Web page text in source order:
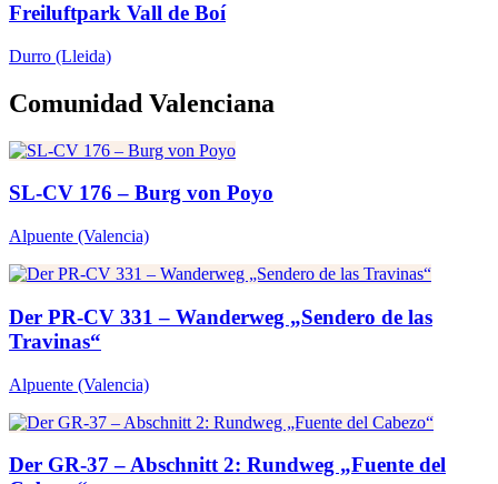
Freiluftpark Vall de Boí
Durro (Lleida)
Comunidad Valenciana
SL-CV 176 – Burg von Poyo
Alpuente (Valencia)
Der PR-CV 331 – Wanderweg „Sendero de las
Travinas“
Alpuente (Valencia)
Der GR-37 – Abschnitt 2: Rundweg „Fuente del